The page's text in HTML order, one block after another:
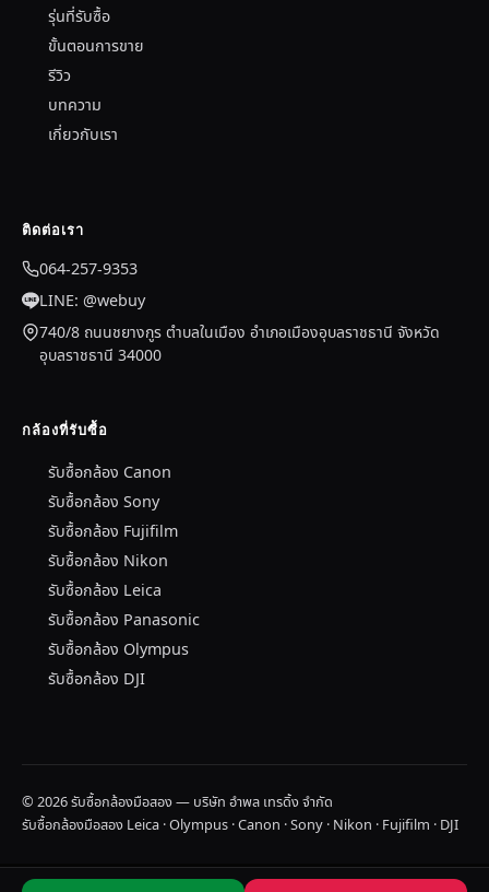
รุ่นที่รับซื้อ
ขั้นตอนการขาย
รีวิว
บทความ
เกี่ยวกับเรา
ติดต่อเรา
064-257-9353
LINE: @webuy
740/8 ถนนชยางกูร ตำบลในเมือง อำเภอเมืองอุบลราชธานี จังหวัด
อุบลราชธานี 34000
กล้องที่รับซื้อ
รับซื้อกล้อง Canon
รับซื้อกล้อง Sony
รับซื้อกล้อง Fujifilm
รับซื้อกล้อง Nikon
รับซื้อกล้อง Leica
รับซื้อกล้อง Panasonic
รับซื้อกล้อง Olympus
รับซื้อกล้อง DJI
© 2026 รับซื้อกล้องมือสอง — บริษัท อำพล เทรดิ้ง จำกัด
รับซื้อกล้องมือสอง Leica · Olympus · Canon · Sony · Nikon · Fujifilm · DJI